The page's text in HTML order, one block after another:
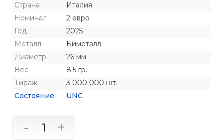
Страна
Италия
Номинал
2 евро
Год
2025
Металл
Биметалл
Диаметр
26 мм.
Вес
8.5 гр.
Тираж
3 000 000 шт.
Состояние
UNC
- +